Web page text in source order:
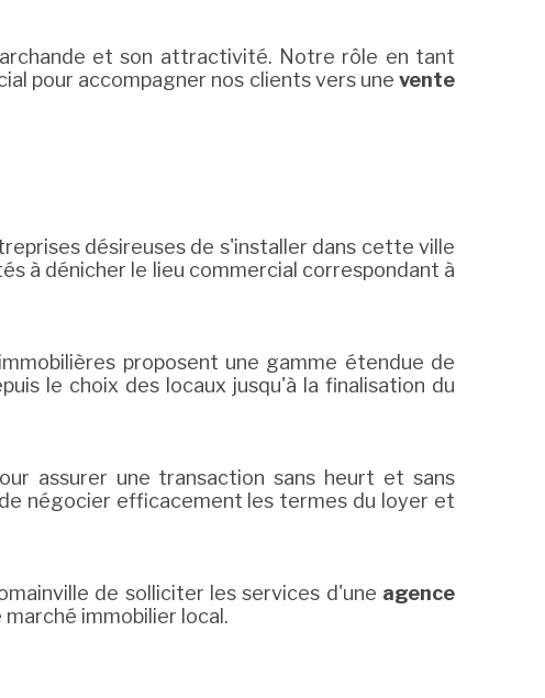
et son attractivité. Notre rôle en tant
pour accompagner nos clients vers une vente
désireuses de s'installer dans cette ville
à dénicher le lieu commercial correspondant à
proposent une gamme étendue de
le choix des locaux jusqu'à la finalisation du
assurer une transaction sans heurt et sans
négocier efficacement les termes du loyer et
de solliciter les services d'une agence
immobilier local.